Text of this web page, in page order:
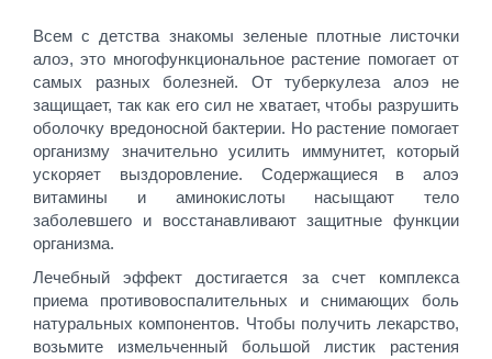
Всем с детства знакомы зеленые плотные листочки
алоэ, это многофункциональное растение помогает от
самых разных болезней. От туберкулеза алоэ не
защищает, так как его сил не хватает, чтобы разрушить
оболочку вредоносной бактерии. Но растение помогает
организму значительно усилить иммунитет, который
ускоряет выздоровление. Содержащиеся в алоэ
витамины и аминокислоты насыщают тело
заболевшего и восстанавливают защитные функции
организма.
Лечебный эффект достигается за счет комплекса
приема противовоспалительных и снимающих боль
натуральных компонентов. Чтобы получить лекарство,
возьмите измельченный большой листик растения